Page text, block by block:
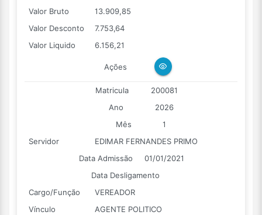
Valor Bruto
13.909,85
Valor Desconto
7.753,64
Valor Liquido
6.156,21
Ações
Matricula
200081
Ano
2026
Mês
1
Servidor
EDIMAR FERNANDES PRIMO
Data Admissão
01/01/2021
Data Desligamento
Cargo/Função
VEREADOR
Vínculo
AGENTE POLITICO